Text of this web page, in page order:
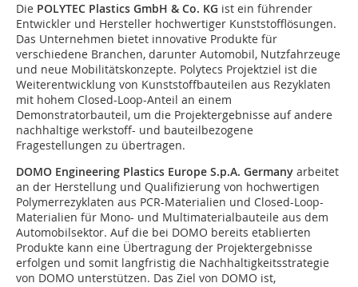
Die POLYTEC Plastics GmbH & Co. KG ist ein führender
Entwickler und Hersteller hochwertiger Kunststofflösungen.
Das Unternehmen bietet innovative Produkte für
verschiedene Branchen, darunter Automobil, Nutzfahrzeuge
und neue Mobilitätskonzepte. Polytecs Projektziel ist die
Weiterentwicklung von Kunststoffbauteilen aus Rezyklaten
mit hohem Closed-Loop-Anteil an einem
Demonstratorbauteil, um die Projektergebnisse auf andere
nachhaltige werkstoff- und bauteilbezogene
Fragestellungen zu übertragen.
DOMO Engineering Plastics Europe S.p.A. Germany arbeitet
an der Herstellung und Qualifizierung von hochwertigen
Polymerrezyklaten aus PCR-Materialien und Closed-Loop-
Materialien für Mono- und Multimaterialbauteile aus dem
Automobilsektor. Auf die bei DOMO bereits etablierten
Produkte kann eine Übertragung der Projektergebnisse
erfolgen und somit langfristig die Nachhaltigkeitsstrategie
von DOMO unterstützen. Das Ziel von DOMO ist,